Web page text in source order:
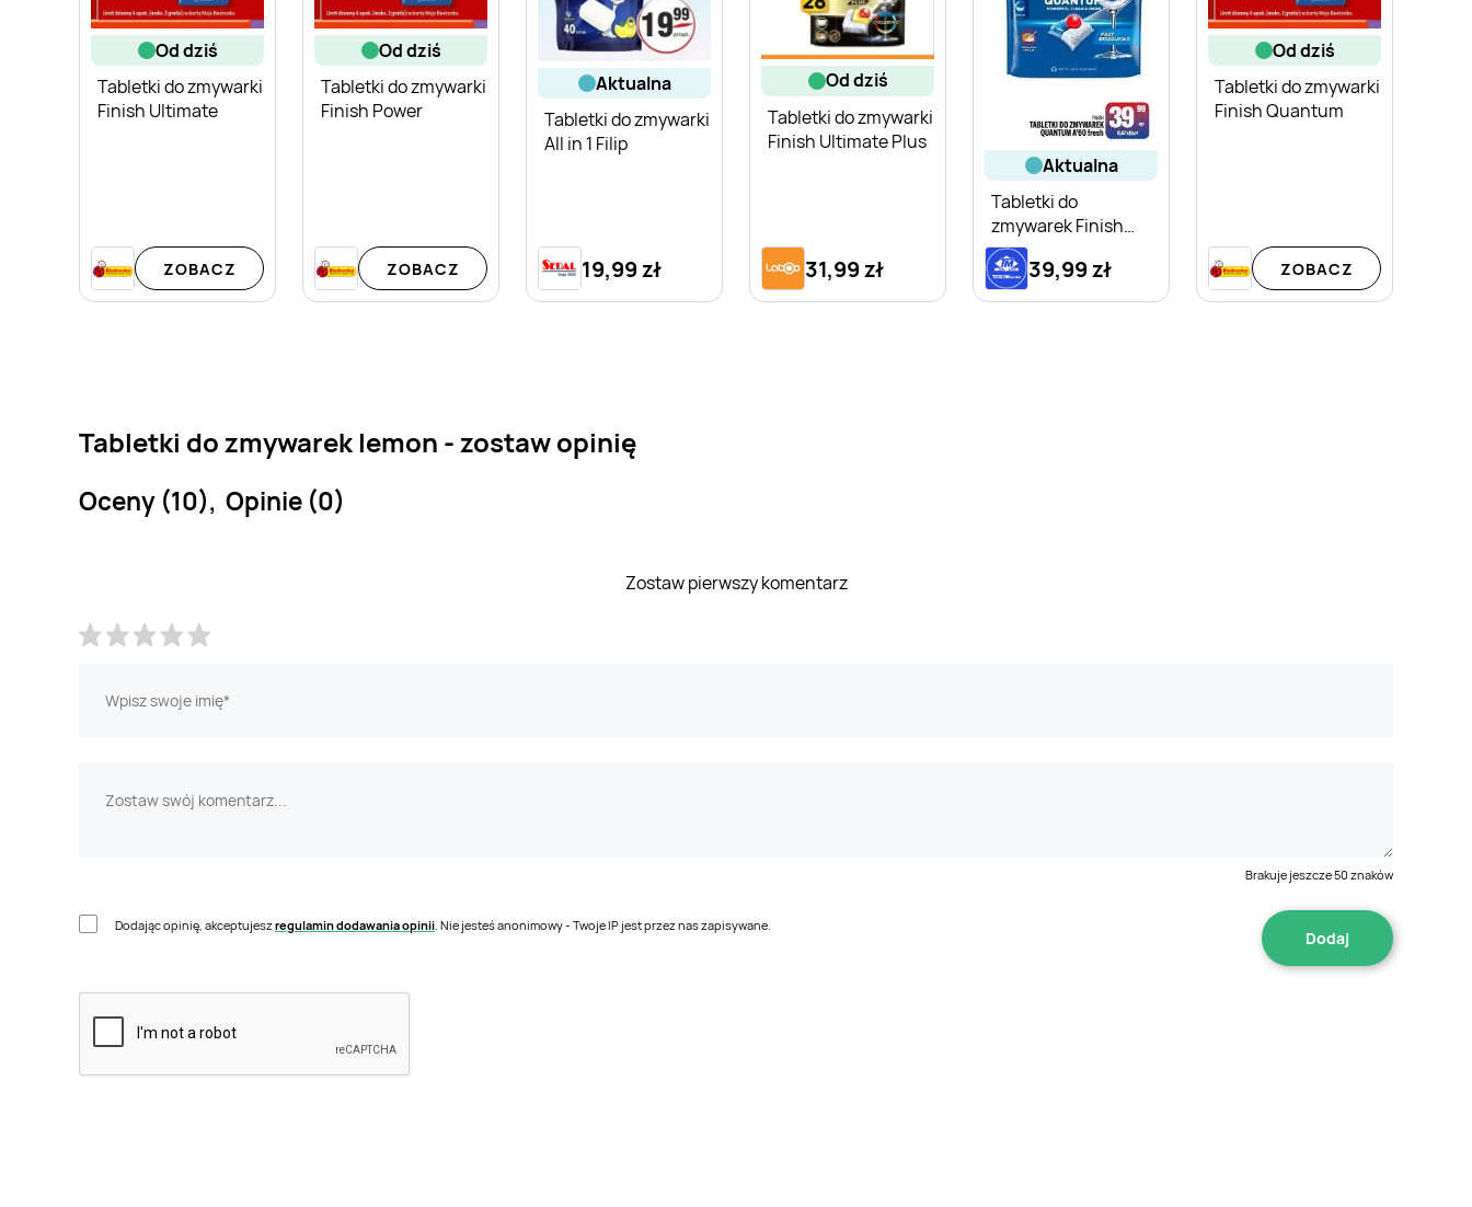
od dziś
Tabletki do zmywarki
Finish Ultimate
ZOBACZ
od dziś
Tabletki do zmywarki
Finish Power
ZOBACZ
aktualna
Tabletki do zmywarki
All in 1 Filip
19,99 zł
od dziś
Tabletki do zmywarki
Finish Ultimate Plus
31,99 zł
aktualna
Tabletki do
zmywarek Finish
Quantum A'60 fresh
39,99 zł
od dziś
Tabletki do zmywarki
Finish Quantum
ZOBACZ
Tabletki do zmywarek lemon - zostaw opinię
Oceny (10), Opinie (0)
Zostaw pierwszy komentarz
Brakuje jeszcze50 znaków
Dodając opinię, akceptujeszregulamin dodawania opinii . Nie jesteś anonimowy - Twoje IP jest przez nas zapisywane.